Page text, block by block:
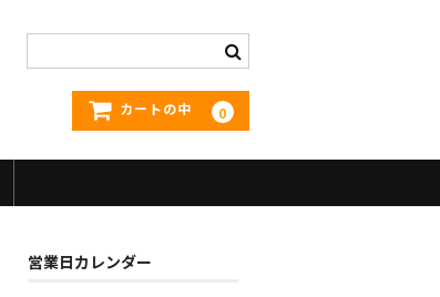
カートの中 0
営業日カレンダー